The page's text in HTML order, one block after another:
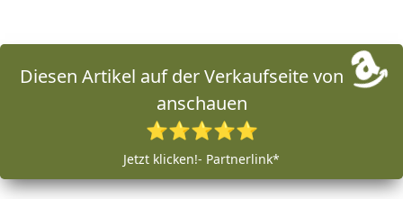
Diesen Artikel auf der Verkaufseite von
anschauen
⭐⭐⭐⭐⭐
Jetzt klicken!- Partnerlink*